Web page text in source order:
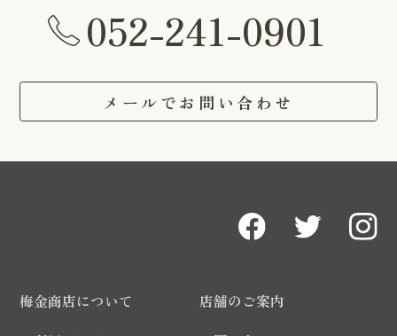
052-241-0901
メールでお問い合わせ
梅金商店について
店舗のご案内